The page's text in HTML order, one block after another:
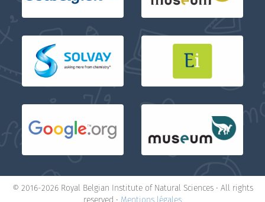
© 2016-2026 Royal Belgian Institute of Natural Sciences • All rights
reserved • Mentions légales